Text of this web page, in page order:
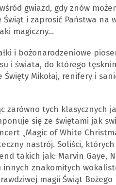
gwiazd, gdy znów
Świąt i zaprosić Państwa
magiczny…
i bożonarodzeniowe
i świata, do którego
Mikołaj, renifery i
zarówno tych klasycznych
się ze świętami jak
„Magic of White
nastrój. Soliści,
takich jak: Marvin Gaye,
innych znakomitych
magii Świąt Bożego